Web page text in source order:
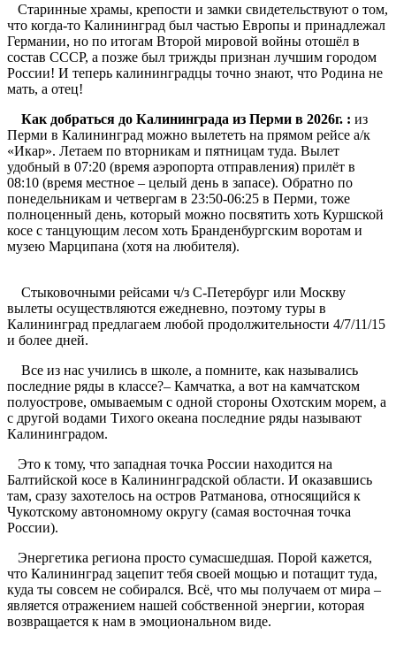
Старинные храмы, крепости и замки свидетельствуют о том,
что когда-то Калининград был частью Европы и принадлежал
Германии, но по итогам Второй мировой войны отошёл в
состав СССР, а позже был трижды признан лучшим городом
России! И теперь калининградцы точно знают, что Родина не
мать, а отец!
Как добраться до Калининграда из Перми в 2026г. : из
Перми в Калининград можно вылететь на прямом рейсе а/к
«Икар». Летаем по вторникам и пятницам туда. Вылет
удобный в 07:20 (время аэропорта отправления) прилёт в
08:10 (время местное – целый день в запасе). Обратно по
понедельникам и четвергам в 23:50-06:25 в Перми, тоже
полноценный день, который можно посвятить хоть Куршской
косе с танцующим лесом хоть Бранденбургским воротам и
музею Марципана (хотя на любителя).
Стыковочными рейсами ч/з С-Петербург или Москву
вылеты осуществляются ежедневно, поэтому туры в
Калининград предлагаем любой продолжительности 4/7/11/15
и более дней.
Все из нас учились в школе, а помните, как назывались
последние ряды в классе?– Камчатка, а вот на камчатском
полуострове, омываемым с одной стороны Охотским морем, а
с другой водами Тихого океана последние ряды называют
Калининградом.
Это к тому, что западная точка России находится на
Балтийской косе в Калининградской области. И оказавшись
там, сразу захотелось на остров Ратманова, относящийся к
Чукотскому автономному округу (самая восточная точка
России).
Энергетика региона просто сумасшедшая. Порой кажется,
что Калининград зацепит тебя своей мощью и потащит туда,
куда ты совсем не собирался. Всё, что мы получаем от мира –
является отражением нашей собственной энергии, которая
возвращается к нам в эмоциональном виде.